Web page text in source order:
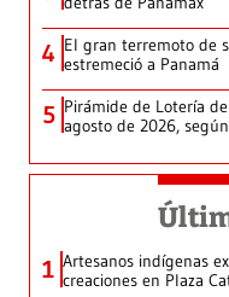
4 El gran terremoto de
estremeció a Panamá
5 Pirámide de Lotería
agosto de 2026,
1 Artesanos indígenas
creaciones en Plaza